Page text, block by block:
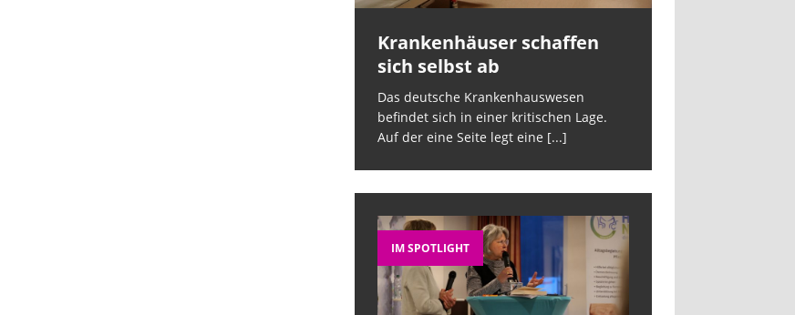
Krankenhäuser schaffen
sich selbst ab
Das deutsche Krankenhauswesen
befindet sich in einer kritischen Lage.
Auf der eine Seite legt eine [...]
IM SPOTLIGHT